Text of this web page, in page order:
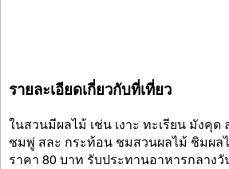
รายละเอียดเกี่ยวกับที่เที่ยว
ในสวนมีผลไม้ เช่น เงาะ ทะเรียน มังคุ
ชมพู่ สละ กระท้อน ชมสวนผลไม้ ชิมผล
ราคา 80 บาท รับประทานอาหารกลางวั